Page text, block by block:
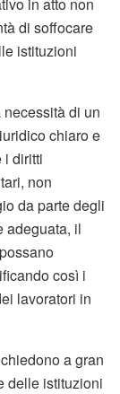
di soffocare
istituzioni
di un
chiaro e
i diritti
non
da parte degli
adeguata, il
così i
lavoratori in
a gran
delle istituzioni